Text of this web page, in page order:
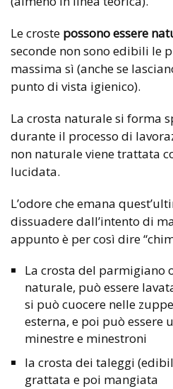
Le croste possono essere
seconde non sono edibili le
massima sì (anche se
punto di vista igienico).
La crosta naturale si forma
durante il processo di
non naturale viene trattata
lucidata.
L’odore che emana
dissuadere dall’intento di
appunto è per così dire
La crosta del parmigiano
naturale, può essere
si può cuocere nelle
esterna, e poi può
minestre e minestroni
la crosta dei taleggi
grattata e poi mangiata